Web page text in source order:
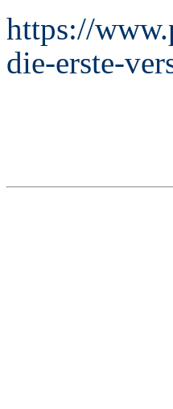
https://
die-erste-